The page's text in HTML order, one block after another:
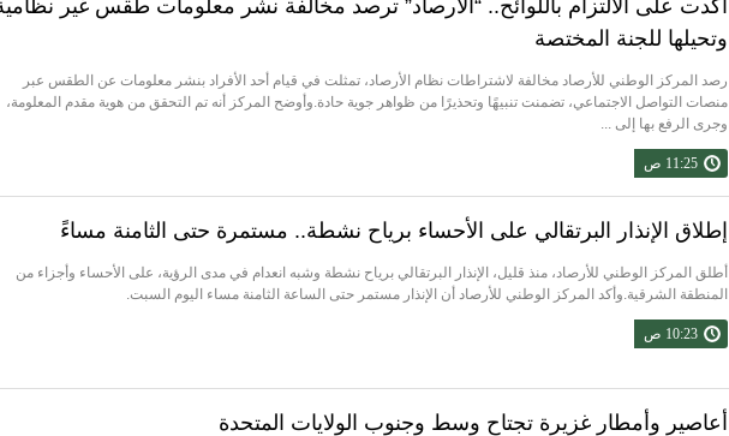
أكدت على الالتزام باللوائح.. “الأرصاد” ترصد مخالفة نشر معلومات طقس غير
وتحيلها للجنة المختصة
رصد المركز الوطني للأرصاد مخالفة لاشتراطات نظام الأرصاد، تمثلت في قيام أحد الأفراد بنشر معلومات عن الطقس عبر
منصات التواصل الاجتماعي، تضمنت تنبيهًا وتحذيرًا من ظواهر جوية حادة.وأوضح المركز أنه تم التحقق من هوية مقدم المعلومة،
وجرى الرفع بها إلى ...
11:25 ص
إطلاق الإنذار البرتقالي على الأحساء برياح نشطة.. مستمرة حتى الثامنة مساءً
أطلق المركز الوطني للأرصاد، منذ قليل، الإنذار البرتقالي برياح نشطة وشبه انعدام في مدى الرؤية، على الأحساء وأجزاء من
المنطقة الشرقية.وأكد المركز الوطني للأرصاد أن الإنذار مستمر حتى الساعة الثامنة مساء اليوم السبت.
10:23 ص
أعاصير وأمطار غزيرة تجتاح وسط وجنوب الولايات المتحدة